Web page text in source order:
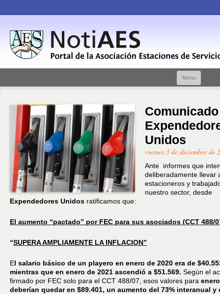
Menu
Unidos
viernes 3 de diciembre de
Ante informes que
deliberadamente llevar
estacioneros y
nuestro sector, desde
Expendedores Unidos ratificamos que:
El aumento “pactado” por FEC para sus asociados (CCT 488/
“SUPERA AMPLIAMENTE LA INFLACION”
El salario básico de un playero en enero de 2020 era de
mientras que en enero de 2021 ascendió a $51.569. Según el
firmado por FEC solo para el CCT 488/07, esos valores para
deberían quedar en $89.401, un aumento del 73% interanual y